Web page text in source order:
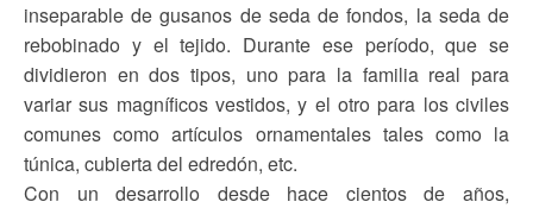
inseparable de gusanos de seda de fondos, la seda de
rebobinado y el tejido. Durante ese período, que se
dividieron en dos tipos, uno para la familia real para
variar sus magníficos vestidos, y el otro para los civiles
comunes como artículos ornamentales tales como la
túnica, cubierta del edredón, etc.
Con un desarrollo desde hace cientos de años,